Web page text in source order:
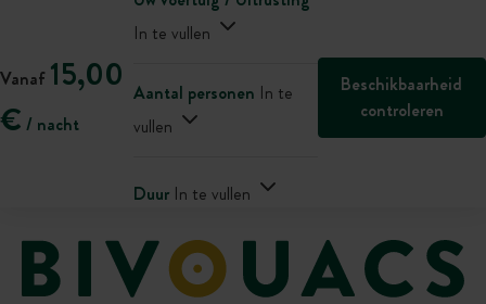
Vanaf 15,00
€ / nacht
In te vullen
Aantal personen In te
vullen
Duur In te vullen
Beschikbaarheid
controleren